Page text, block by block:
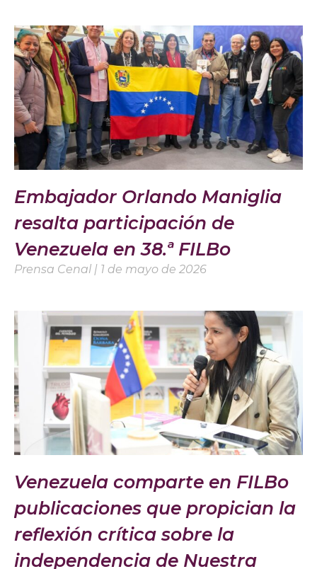
Embajador Orlando Maniglia
resalta participación de
Venezuela en 38.ª FILBo
Prensa Cenal 1 de mayo de 2026
Venezuela comparte en FILBo
publicaciones que propician la
reflexión crítica sobre la
independencia de Nuestra